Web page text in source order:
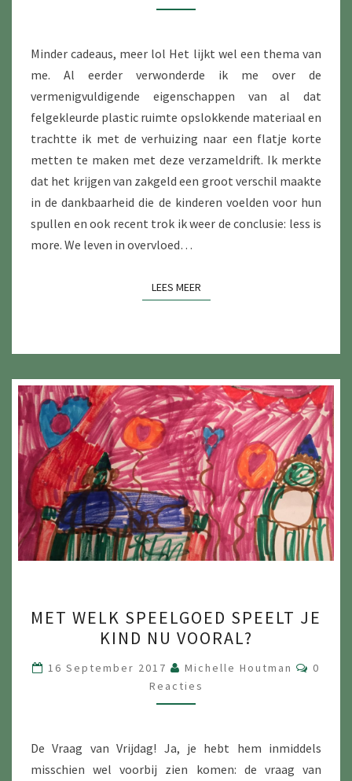
Minder cadeaus, meer lol Het lijkt wel een thema van
me. Al eerder verwonderde ik me over de
vermenigvuldigende eigenschappen van al dat
felgekleurde plastic ruimte opslokkende materiaal en
trachtte ik met de verhuizing naar een flatje korte
metten te maken met deze verzameldrift. Ik merkte
dat het krijgen van zakgeld een groot verschil maakte
in de dankbaarheid die de kinderen voelden voor hun
spullen en ook recent trok ik weer de conclusie: less is
more. We leven in overvloed…
LEES MEERLEES MEER
WELK
SPEELGOED
SPEELT
JE
KIND
VOORAL?
MET WELK SPEELGOED SPEELT JE
KIND NU VOORAL?
16 September 2017 Michelle Houtman
0
Reacties
De Vraag van Vrijdag! Ja, je hebt hem inmiddels
misschien wel voorbij zien komen: de vraag van